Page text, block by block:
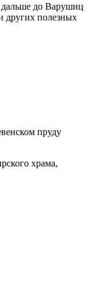
до Варушиц
других полезных
пруду
храма,